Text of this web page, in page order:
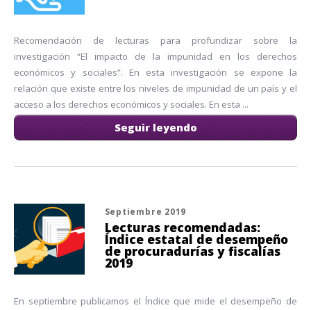
Recomendación de lecturas para profundizar sobre la
investigación “El impacto de la impunidad en los derechos
económicos y sociales”. En esta investigación se expone la
relación que existe entre los niveles de impunidad de un país y el
acceso a los derechos económicos y sociales. En esta ...
Seguir leyendo
Septiembre 2019
Lecturas recomendadas:
Índice estatal de desempeño
de procuradurías y fiscalías
2019
En septiembre publicamos el Índice que mide el desempeño de